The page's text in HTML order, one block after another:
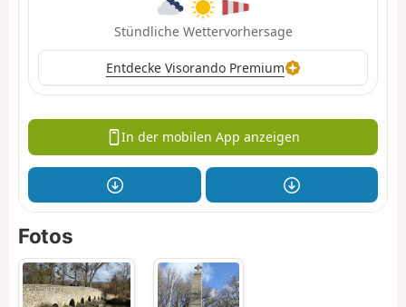
Stündliche Wettervorhersage
Entdecke Visorando Premium
In der mobilen App anzeigen
Fotos